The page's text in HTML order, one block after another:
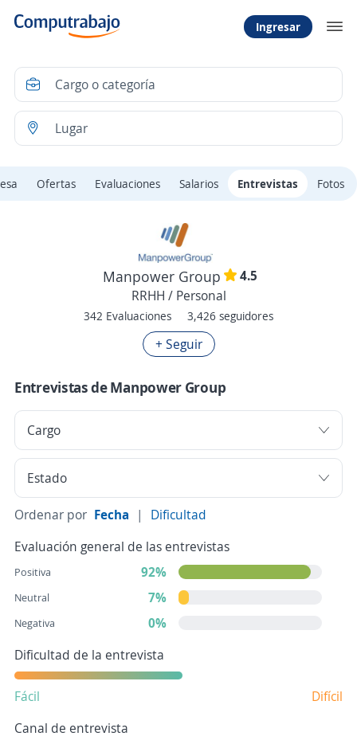
Ingresar
Ofertas Evaluaciones Salarios Entrevistas Fotos
Manpower Group
4.5
RRHH / Personal
342 Evaluaciones 3,426 seguidores
+ Seguir
Entrevistas de Manpower Group
Ordenar por Fecha |
Dificultad
Evaluación general de las entrevistas
Positiva 92%
Neutral 7%
Negativa
0%
Dificultad de la entrevista
Fácil
Difícil
Canal de entrevista